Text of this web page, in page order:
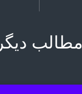
مطالب دیگر